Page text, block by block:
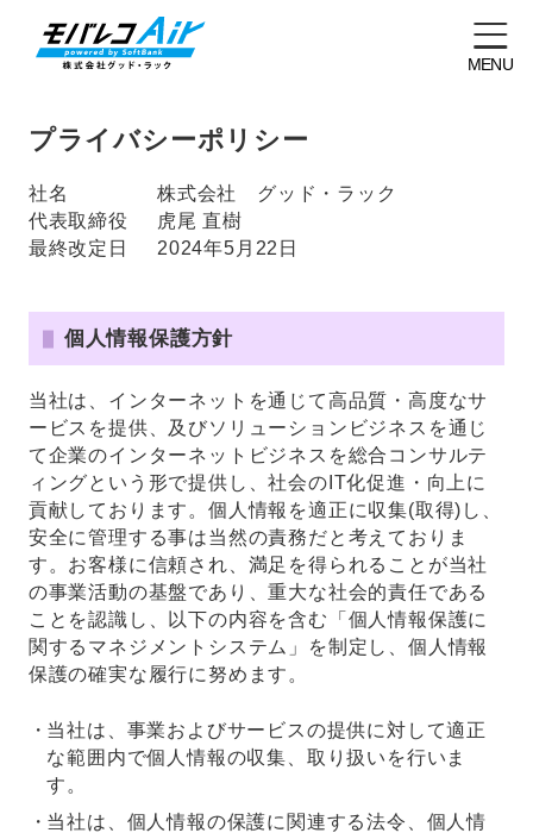
MENU
プライバシーポリシー
社名
株式会社 グッド・ラック
代表取締役
虎尾 直樹
最終改定日
2024年5月22日
個人情報保護方針
当社は、インターネットを通じて高品質・高度なサ
ービスを提供、及びソリューションビジネスを通じ
て企業のインターネットビジネスを総合コンサルテ
ィングという形で提供し、社会のIT化促進・向上に
貢献しております。個人情報を適正に収集(取得)し、
安全に管理する事は当然の責務だと考えておりま
す。お客様に信頼され、満足を得られることが当社
の事業活動の基盤であり、重大な社会的責任である
ことを認識し、以下の内容を含む「個人情報保護に
関するマネジメントシステム」を制定し、個人情報
保護の確実な履行に努めます。
当社は、事業およびサービスの提供に対して適正
な範囲内で個人情報の収集、取り扱いを行いま
す。
当社は、個人情報の保護に関連する法令、個人情